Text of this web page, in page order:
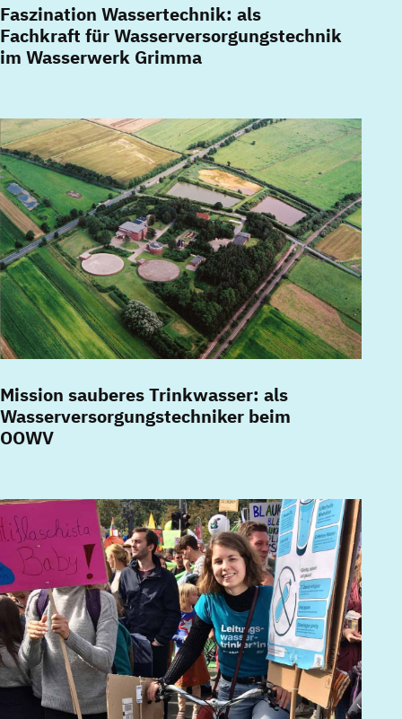
Faszination Wassertechnik: als
Fachkraft für Wasserversorgungstechnik
im Wasserwerk Grimma
Mission sauberes Trinkwasser: als
Wasserversorgungstechniker beim
OOWV